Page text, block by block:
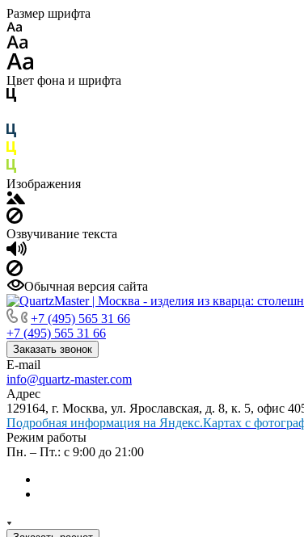
Размер шрифта
Цвет фона и шрифта
Изображения
Озвучивание текста
Обычная версия сайта
+7 (495) 565 31 66
+7 (495) 565 31 66
Заказать звонок
E-mail
info@quartz-master.com
Адрес
129164, г. Москва, ул. Ярославская, д. 8, к. 5, офис
Подробная информация на Яндекс.Картах с
Режим работы
Пн. – Пт.: с 9:00 до 21:00